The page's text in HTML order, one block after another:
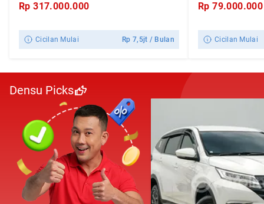
Rp317.000.000
Cicilan Mulai Rp7,5jt / Bulan
Rp79.000.000
Cicilan Mulai
Densu Picks